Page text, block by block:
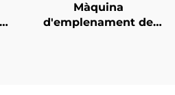
Màquina
d'emplenament de